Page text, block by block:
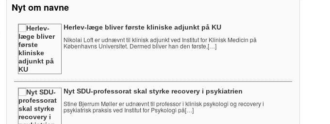
Nyt om navne
Herlev-læge bliver første kliniske adjunkt på KU
Nikolai Loft er udnævnt til klinisk adjunkt ved Institut for Klinisk Medicin på
Københavns Universitet. Dermed bliver han den første,[…]
Nyt SDU-professorat skal styrke recovery i psykiatrien
Stine Bjerrum Møller er udnævnt til professor i klinisk psykologi og recovery i
psykiatrisk praksis ved Institut for Psykologi på[…]